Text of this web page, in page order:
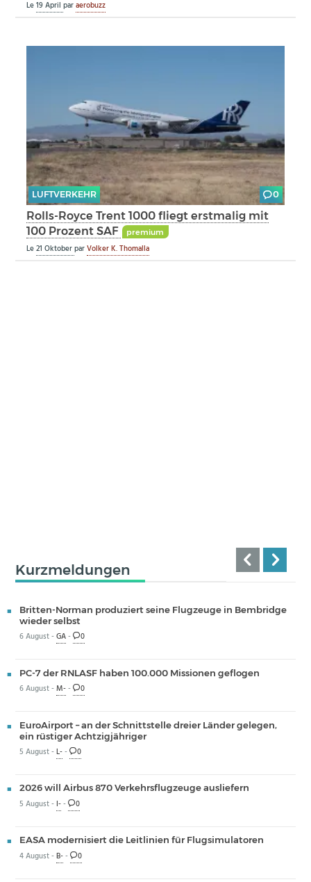
Le19 Aprilparaerobuzz
LUFTVERKEHR 0
Rolls-Royce Trent 1000 fliegt erstmalig mit
100 Prozent SAF
premium
Le21 OktoberparVolker K. Thomalla
Kurzmeldungen
Britten-Norman produziert seine Flugzeuge in Bembridge
wieder selbst
6 August -GA- 0
PC-7 der RNLASF haben 100.000 Missionen geflogen
6 August -M-- 0
EuroAirport – an der Schnittstelle dreier Länder gelegen,
ein rüstiger Achtzigjähriger
5 August -L-- 0
2026 will Airbus 870 Verkehrsflugzeuge ausliefern
5 August - I-- 0
EASA modernisiert die Leitlinien für Flugsimulatoren
4 August -B-- 0